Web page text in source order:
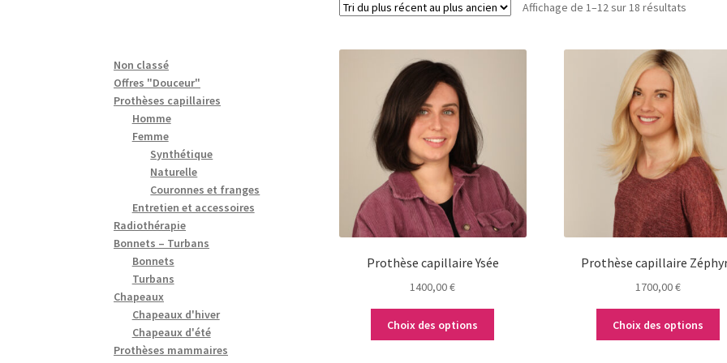
Affichage de 1–12 sur 18 résultatsTrié
récent
au
plus
ancien
Prothèse capillaire Ysée
1400,00€
Choix des options
Ce
produit
a
plusieurs
variations.
Les
options
peuvent
être
choisies
sur
page
du
produit
Prothèse capillaire
1700,00€
Choix des options
Ce
produit
a
plusieurs
variations.
Les
options
peuvent
être
choisies
sur
page
du
produit
Non classé
Offres "Douceur"
Prothèses capillaires
Homme
Femme
Synthétique
Naturelle
Couronnes et franges
Entretien et accessoires
Radiothérapie
Bonnets – Turbans
Bonnets
Turbans
Chapeaux
Chapeaux d'hiver
Chapeaux d'été
Prothèses mammaires